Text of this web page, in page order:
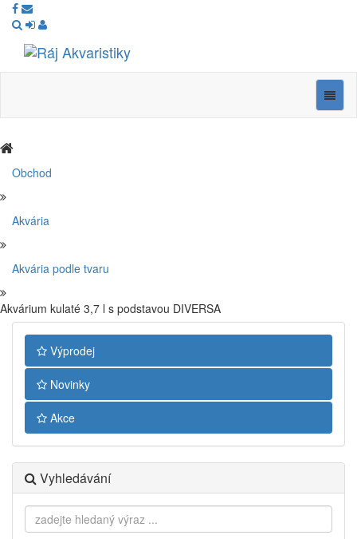
Ráj
Obchod
Akvária
Akvária podle tvaru
Akvárium kulaté 3,7 l s podstavou DIVERSA
Výprodej
Novinky
Akce
Vyhledávání